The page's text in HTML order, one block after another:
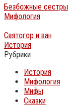
Безбожные сестры
Мифология
Святогор и ван
История
Рубрики
История
Мифология
Мифы
Сказки